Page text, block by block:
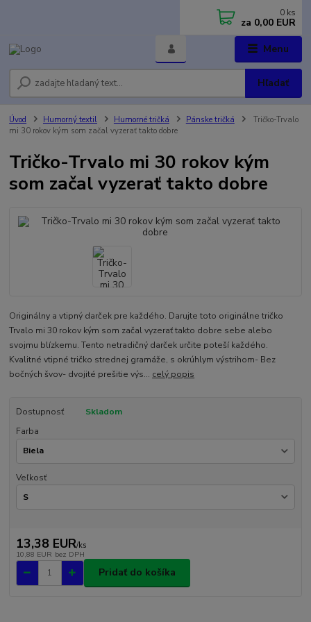
Menu
Hľadať
0 ks
za 0,00 EUR
Úvod Humorný textil Humorné tričká Pánske tričká
Tričko-Trvalo
mi 30 rokov kým som začal vyzerať takto dobre
Tričko-Trvalo mi 30 rokov kým
som začal vyzerať takto dobre
Originálny a vtipný darček pre každého. Darujte toto originálne tričko
Trvalo mi 30 rokov kým som začal vyzerať takto dobre sebe alebo
svojmu blízkemu. Tento netradičný darček určite poteší každého.
Kvalitné vtipné tričko strednej gramáže, s okrúhlym výstrihom- Bez
bočných švov- dvojité prešitie výs... celý popis
Dostupnosť
Skladom
Farba
Veľkosť
13,38 EUR/ks
10,88 EUR bez DPH
Pridať do košíka